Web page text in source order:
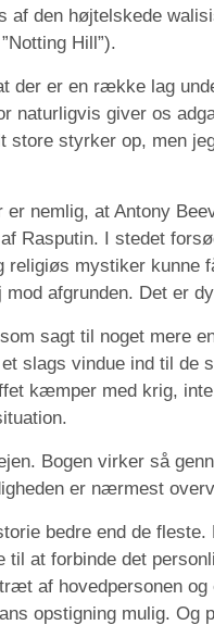
af den højtelskede
Hill”).
der er en række lag
naturligvis giver os
store styrker op, men
nemlig, at Antony
Rasputin. I stedet
religiøs mystiker kunne
afgrunden. Det er
sagt til noget mere
slags vindue ind til de
kæmper med krig,
Bogen virker så
er nærmest
bedre end de fleste.
til at forbinde det
af hovedpersonen
opstigning mulig. Og